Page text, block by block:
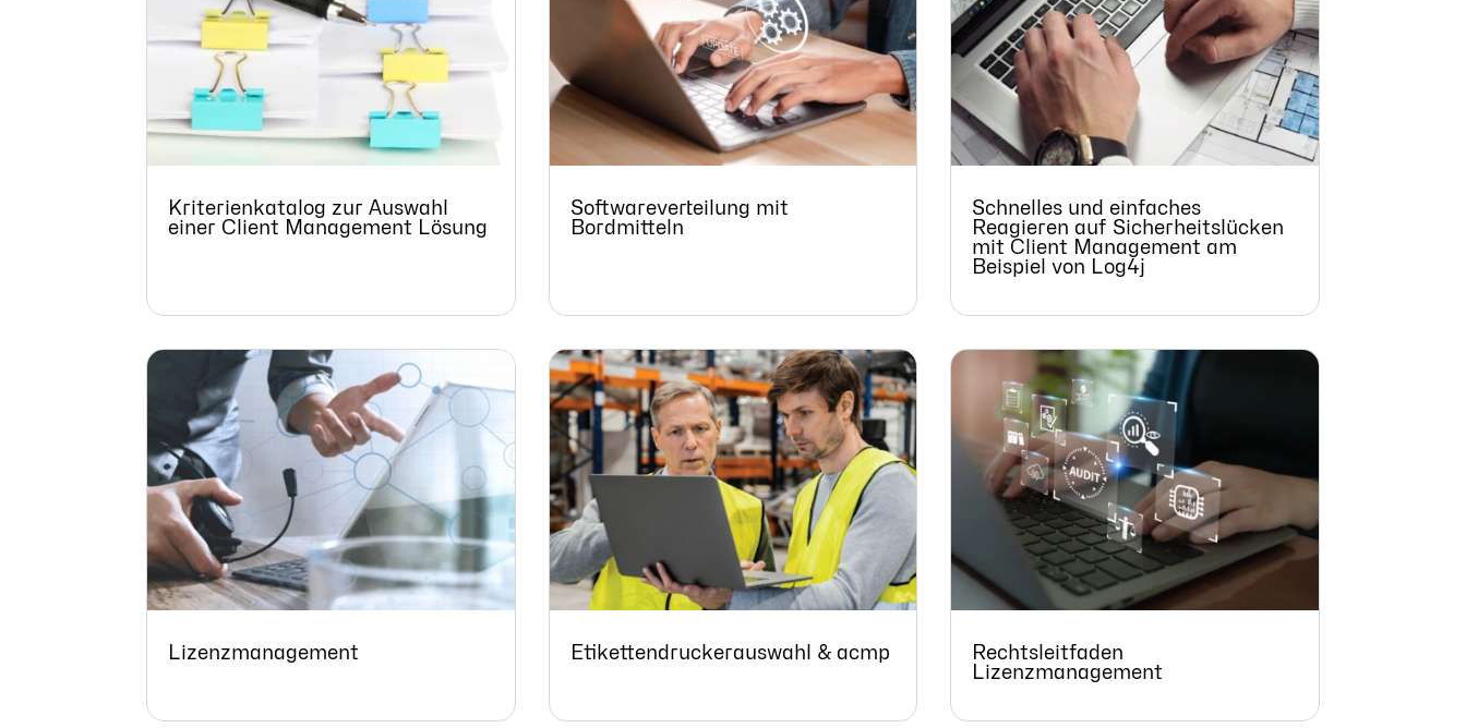
Kriterienkatalog zur Auswahl
einer Client Management Lösung
Softwareverteilung mit
Bordmitteln
Schnelles und einfaches
Reagieren auf Sicherheitslücken
mit Client Management am
Beispiel von Log4j
Lizenzmanagement Etikettendruckerauswahl & acmp
Rechtsleitfaden
Lizenzmanagement